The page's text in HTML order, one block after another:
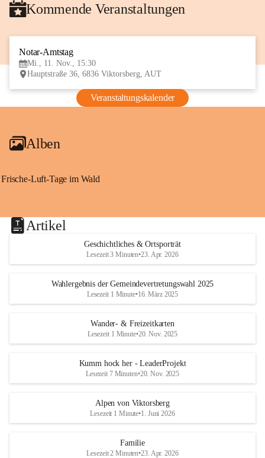
Kommende Veranstaltungen
Notar-Amtstag
Mi., 11. Nov., 15:30
Hauptstraße 36, 6836 Viktorsberg, AUT
Veranstaltungskalender
Alben
Frische-Luft-Tage im Wald
Artikel
Geschichtliches & Ortsporträt
Lesezeit 3 Minuten•23. Apr. 2026
Wahlergebnis der Gemeindevertretungswahl 2025
Lesezeit 1 Minute•16. März 2025
Wander- & Freizeitkarten
Lesezeit 1 Minute•20. Nov. 2025
Kumm hock her - LeaderProjekt
Lesezeit 7 Minuten•20. Nov. 2025
Alpen von Viktorsberg
Lesezeit 1 Minute•1. Juni 2026
Familie
Lesezeit 2 Minuten•23. Apr. 2026